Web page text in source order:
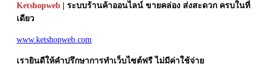
Ketshopweb | ระบบร้านค้าออนไลน์ ขายคล่อง ส่งสะดวก ครบในที่
เดียว
www.ketshopweb.com
เรายินดีให้คำปรึกษาการทำเว็บไซต์ฟรี ไม่มีค่าใช้จ่าย